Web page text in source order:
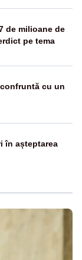
de milioane de
pe tema
cu un
în așteptarea